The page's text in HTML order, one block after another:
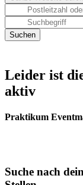
Leider ist
aktiv
Praktikum
Suche nach